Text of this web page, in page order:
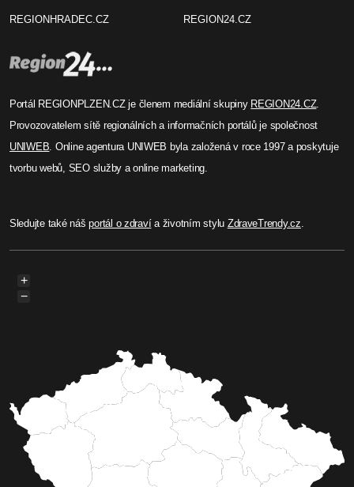
REGIONHRADEC.CZ REGION24.CZ
Portál REGIONPLZEN.CZ je členem mediální skupiny REGION24.CZ.
Provozovatelem sítě regionálních a informačních portálů je společnost
UNIWEB. Online agentura UNIWEB byla založená v roce 1997 a poskytuje
tvorbu webů, SEO služby a online marketing.
Sledujte také nášportál o zdravía životním stylu ZdraveTrendy.cz.
+
−